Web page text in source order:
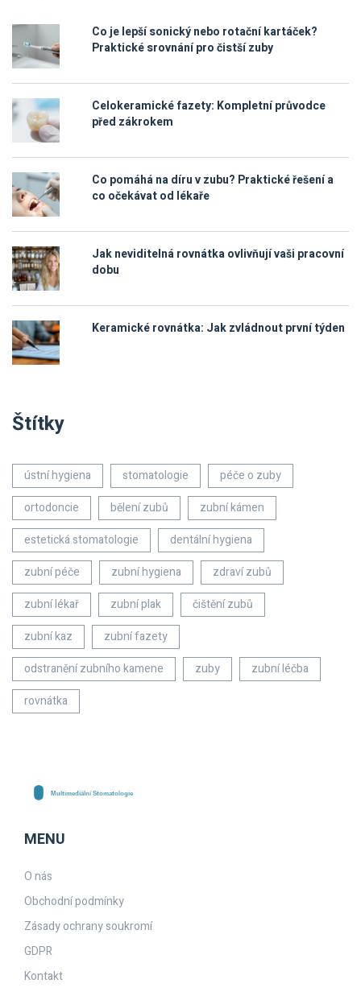
Co je lepší sonický nebo rotační kartáček?
Praktické srovnání pro čistší zuby
Celokeramické fazety: Kompletní průvodce
před zákrokem
Co pomáhá na díru v zubu? Praktické řešení a
co očekávat od lékaře
Jak neviditelná rovnátka ovlivňují vaši pracovní
dobu
Keramické rovnátka: Jak zvládnout první týden
Štítky
ústní hygiena stomatologie
péče o zuby
ortodoncie
bělení zubů
zubní kámen
estetická stomatologie
dentální hygiena
zubní péče
zubní hygiena
zdraví zubů
zubní lékař
zubní plak
čištění zubů
zubní kaz
zubní fazety
odstranění zubního kamene
zuby
zubní léčba
rovnátka
MENU
O nás
Obchodní podmínky
Zásady ochrany soukromí
GDPR
Kontakt